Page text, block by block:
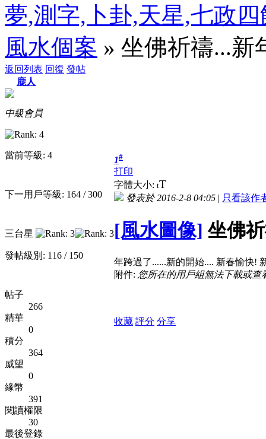
夢,測字,卜卦,天星,七政
風水個案 » 坐佛祈禱...新
返回列表 回復 發帖
鹿人
中級會員
當前等級: 4
下一用戶等級: 164 / 300
三台星
發帖級別: 116 / 150
帖子
266
精華
0
積分
364
威望
0
緣幣
391
閱讀權限
30
最後登錄
1#
打印
字體大小: tT
發表於 2016-2-8 04:05 | 只看該作
[風水圖像] 坐佛
年跨過了......新的開始.... 新春愉快!
附件: 您所在的用戶組無法下載或查
收藏 評分 分享